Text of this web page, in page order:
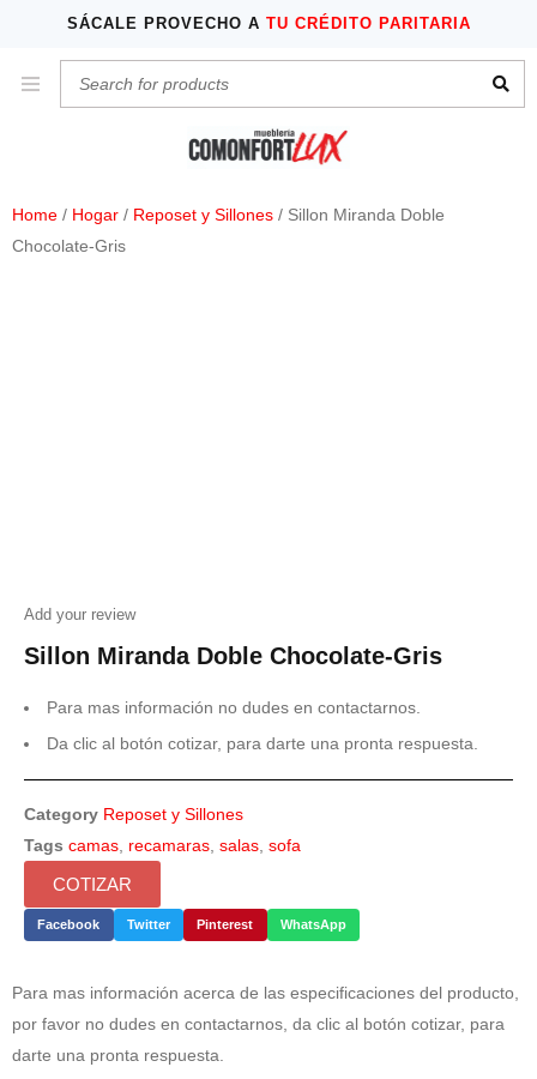
SÁCALE PROVECHO A TU CRÉDITO PARITARIA
Home / Hogar / Reposet y Sillones / Sillon Miranda Doble
Chocolate-Gris
Add your review
Sillon Miranda Doble Chocolate-Gris
Para mas información no dudes en contactarnos.
Da clic al botón cotizar, para darte una pronta respuesta.
Category Reposet y Sillones
Tags camas, recamaras, salas, sofa
COTIZAR
Facebook Twitter Pinterest WhatsApp
Para mas información acerca de las especificaciones del producto,
por favor no dudes en contactarnos, da clic al botón cotizar, para
darte una pronta respuesta.